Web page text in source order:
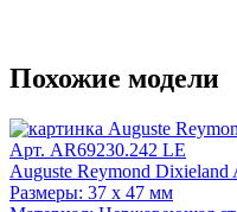
Похожие модели
Арт. AR69230.242 LE
Auguste Reymond Dixieland
Размеры: 37 x 47 мм